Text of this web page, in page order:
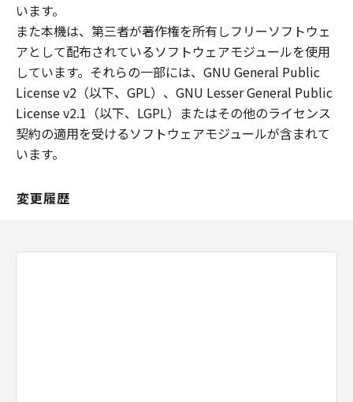
います。
また本機は、第三者が著作権を所有しフリーソフトウェ
アとして配布されているソフトウェアモジュールを使用
しています。それらの一部には、GNU General Public
License v2（以下、GPL）、GNU Lesser General Public
License v2.1（以下、LGPL）またはその他のライセンス
契約の適用を受けるソフトウェアモジュールが含まれて
います。
変更履歴